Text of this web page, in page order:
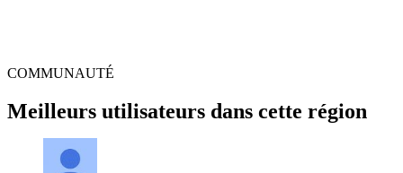
COMMUNAUTÉ
Meilleurs utilisateurs dans cette région